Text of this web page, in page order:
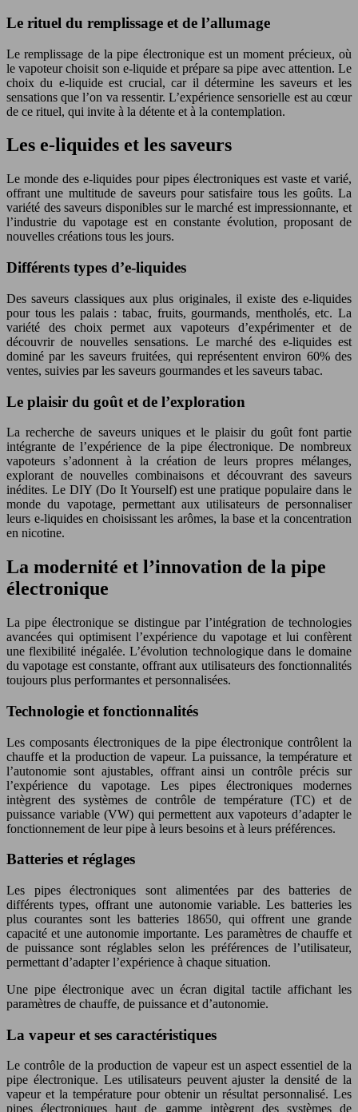
Le rituel du remplissage et de l’allumage
Le remplissage de la pipe électronique est un moment précieux, où
le vapoteur choisit son e-liquide et prépare sa pipe avec attention. Le
choix du e-liquide est crucial, car il détermine les saveurs et les
sensations que l’on va ressentir. L’expérience sensorielle est au cœur
de ce rituel, qui invite à la détente et à la contemplation.
Les e-liquides et les saveurs
Le monde des e-liquides pour pipes électroniques est vaste et varié,
offrant une multitude de saveurs pour satisfaire tous les goûts. La
variété des saveurs disponibles sur le marché est impressionnante, et
l’industrie du vapotage est en constante évolution, proposant de
nouvelles créations tous les jours.
Différents types d’e-liquides
Des saveurs classiques aux plus originales, il existe des e-liquides
pour tous les palais : tabac, fruits, gourmands, mentholés, etc. La
variété des choix permet aux vapoteurs d’expérimenter et de
découvrir de nouvelles sensations. Le marché des e-liquides est
dominé par les saveurs fruitées, qui représentent environ 60% des
ventes, suivies par les saveurs gourmandes et les saveurs tabac.
Le plaisir du goût et de l’exploration
La recherche de saveurs uniques et le plaisir du goût font partie
intégrante de l’expérience de la pipe électronique. De nombreux
vapoteurs s’adonnent à la création de leurs propres mélanges,
explorant de nouvelles combinaisons et découvrant des saveurs
inédites. Le DIY (Do It Yourself) est une pratique populaire dans le
monde du vapotage, permettant aux utilisateurs de personnaliser
leurs e-liquides en choisissant les arômes, la base et la concentration
en nicotine.
La modernité et l’innovation de la pipe
électronique
La pipe électronique se distingue par l’intégration de technologies
avancées qui optimisent l’expérience du vapotage et lui confèrent
une flexibilité inégalée. L’évolution technologique dans le domaine
du vapotage est constante, offrant aux utilisateurs des fonctionnalités
toujours plus performantes et personnalisées.
Technologie et fonctionnalités
Les composants électroniques de la pipe électronique contrôlent la
chauffe et la production de vapeur. La puissance, la température et
l’autonomie sont ajustables, offrant ainsi un contrôle précis sur
l’expérience du vapotage. Les pipes électroniques modernes
intègrent des systèmes de contrôle de température (TC) et de
puissance variable (VW) qui permettent aux vapoteurs d’adapter le
fonctionnement de leur pipe à leurs besoins et à leurs préférences.
Batteries et réglages
Les pipes électroniques sont alimentées par des batteries de
différents types, offrant une autonomie variable. Les batteries les
plus courantes sont les batteries 18650, qui offrent une grande
capacité et une autonomie importante. Les paramètres de chauffe et
de puissance sont réglables selon les préférences de l’utilisateur,
permettant d’adapter l’expérience à chaque situation.
Une pipe électronique avec un écran digital tactile affichant les
paramètres de chauffe, de puissance et d’autonomie.
La vapeur et ses caractéristiques
Le contrôle de la production de vapeur est un aspect essentiel de la
pipe électronique. Les utilisateurs peuvent ajuster la densité de la
vapeur et la température pour obtenir un résultat personnalisé. Les
pipes électroniques haut de gamme intègrent des systèmes de